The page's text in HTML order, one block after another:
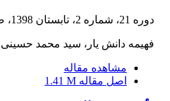
دوره 21، شماره 2، تابستان 1398، صفحه
فهیمه دانش یار، سید محمد حسینی،
مشاهده مقاله
اصل مقاله 1.41 M